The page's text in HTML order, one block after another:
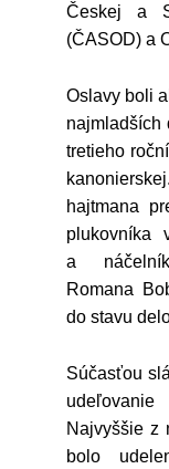
Českej a
(ČASOD) a
Oslavy boli
najmladších
tretieho
hajtmana
plukovníka
a
Romana
do stavu
Súčasťou
Najvyššie z
bolo